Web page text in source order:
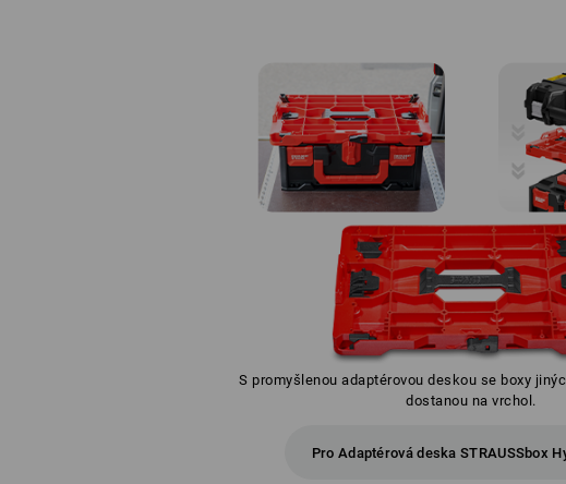
S promyšlenou adaptérovou deskou se boxy
dostanou na vrchol.
Pro Adaptérová deska STRAUSSbox